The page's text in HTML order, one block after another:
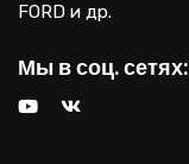
FORD и др.
Мы в соц. сетях: